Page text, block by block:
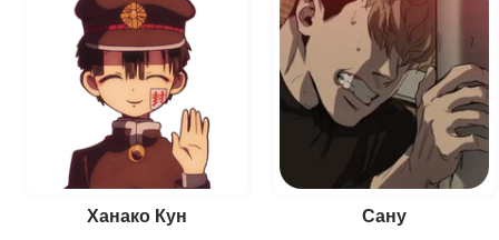
Ханако Кун Сану